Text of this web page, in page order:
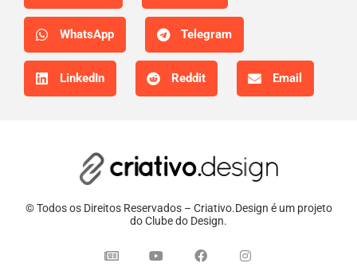
WhatsApp Telegram
LinkedIn Reddit Email
© Todos os Direitos Reservados – Criativo.Design é um projeto
do Clube do Design.